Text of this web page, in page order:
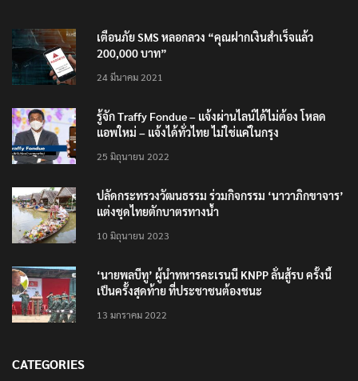
เตือนภัย SMS หลอกลวง “คุณฝากเงินสำเร็จแล้ว
200,000 บาท”
24 มีนาคม 2021
รู้จัก Traffy Fondue – แจ้งผ่านไลน์ได้ไม่ต้อง โหลด
แอพใหม่ – แจ้งได้ทั่วไทย ไม่ใช่แค่ในกรุง
25 มิถุนายน 2022
ปลัดกระทรวงวัฒนธรรม ร่วมกิจกรรม ‘นาวาภิกขาจาร’
แต่งชุดไทยตักบาตรทางน้ำ
10 มิถุนายน 2023
‘นายพลบีทู’ ผู้นำทหารคะเรนนี KNPP ลั่นสู้รบ ครั้งนี้
เป็นครั้งสุดท้าย ที่ประชาชนต้องชนะ
13 มกราคม 2022
CATEGORIES